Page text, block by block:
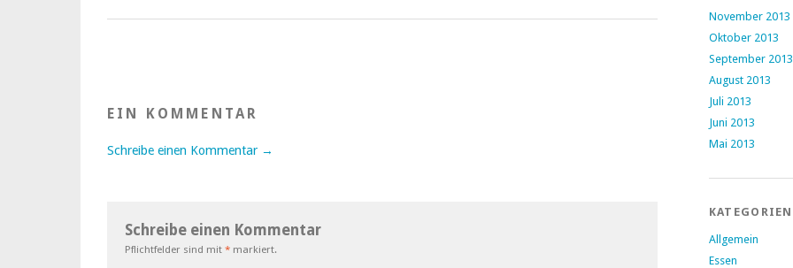
über…
EIN KOMMENTAR
Schreibe einen Kommentar →
Schreibe einen Kommentar
Pflichtfelder sind mit * markiert.
November 2013
Oktober 2013
September 2013
August 2013
Juli 2013
Juni 2013
Mai 2013
KATEGORIEN
Allgemein
Essen